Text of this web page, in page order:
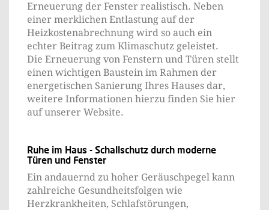
Erneuerung der Fenster realistisch. Neben
einer merklichen Entlastung auf der
Heizkostenabrechnung wird so auch ein
echter Beitrag zum Klimaschutz geleistet.
Die Erneuerung von Fenstern und Türen stellt
einen wichtigen Baustein im Rahmen der
energetischen Sanierung Ihres Hauses dar,
weitere Informationen hierzu finden Sie hier
auf unserer Website.
Ruhe im Haus - Schallschutz durch moderne
Türen und Fenster
Ein andauernd zu hoher Geräuschpegel kann
zahlreiche Gesundheitsfolgen wie
Herzkrankheiten, Schlafstörungen,